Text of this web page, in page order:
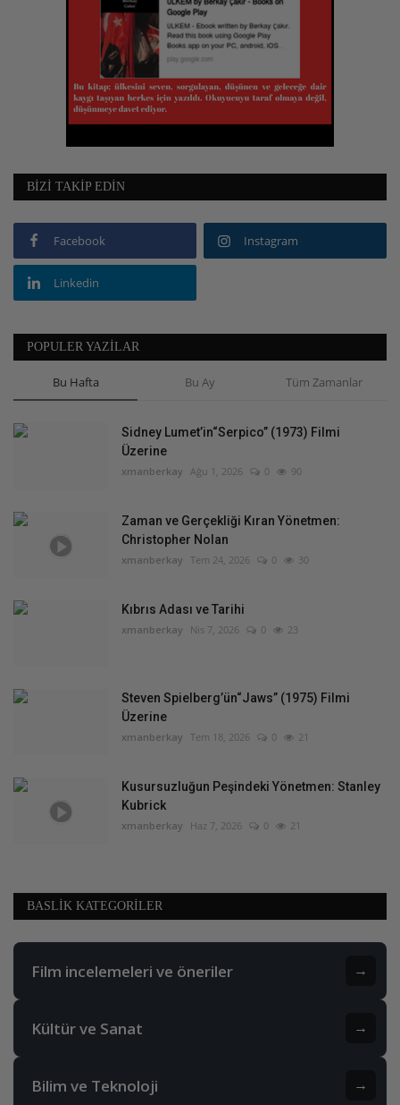
BIZI TAKIP EDIN
Facebook Instagram
Linkedin
POPULER YAZILAR
Bu Hafta Bu Ay Tüm Zamanlar
Sidney Lumet’in“Serpico” (1973) Filmi
Üzerine
xmanberkay Ağu 1, 2026 0 90
Zaman ve Gerçekliği Kıran Yönetmen:
Christopher Nolan
xmanberkay Tem 24, 2026 0 30
Kıbrıs Adası ve Tarihi
xmanberkay Nis 7, 2026 0 23
Steven Spielberg’ün“Jaws” (1975) Filmi
Üzerine
xmanberkay Tem 18, 2026 0 21
Kusursuzluğun Peşindeki Yönetmen: Stanley
Kubrick
xmanberkay Haz 7, 2026 0 21
BASLIK KATEGORILER
Film incelemeleri ve öneriler →
Kültür ve Sanat →
Bilim ve Teknoloji →